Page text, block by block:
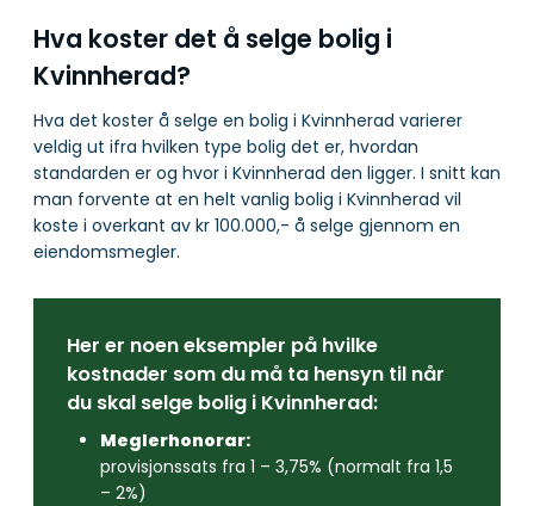
Hva koster det å selge bolig i
Kvinnherad?
Hva det koster å selge en bolig i Kvinnherad varierer
veldig ut ifra hvilken type bolig det er, hvordan
standarden er og hvor i Kvinnherad den ligger. I snitt kan
man forvente at en helt vanlig bolig i Kvinnherad vil
koste i overkant av kr 100.000,- å selge gjennom en
eiendomsmegler.
Her er noen eksempler på hvilke
kostnader som du må ta hensyn til når
du skal selge bolig i Kvinnherad:
Meglerhonorar:
provisjonssats fra 1 – 3,75% (normalt fra 1,5
– 2%)